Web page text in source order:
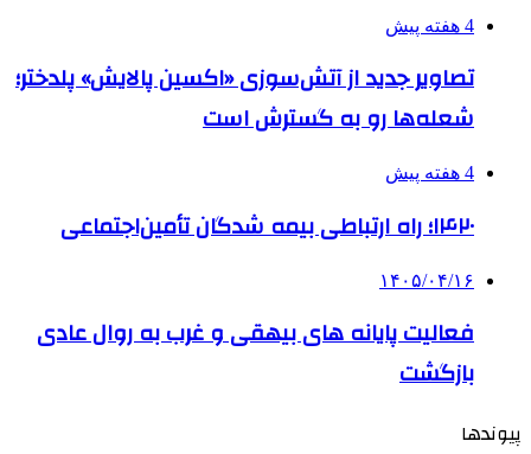
4 هفته پیش
تصاویر جدید از آتش‌سوزی «اکسین پالایش» پلدختر؛
شعله‌ها رو به گسترش است
4 هفته پیش
۱۴۲۰؛ راه ارتباطی بیمه شدگان تأمین‌اجتماعی
۱۴۰۵/۰۴/۱۶
فعالیت پایانه های بیهقی و غرب به روال عادی
بازگشت
پیوندها